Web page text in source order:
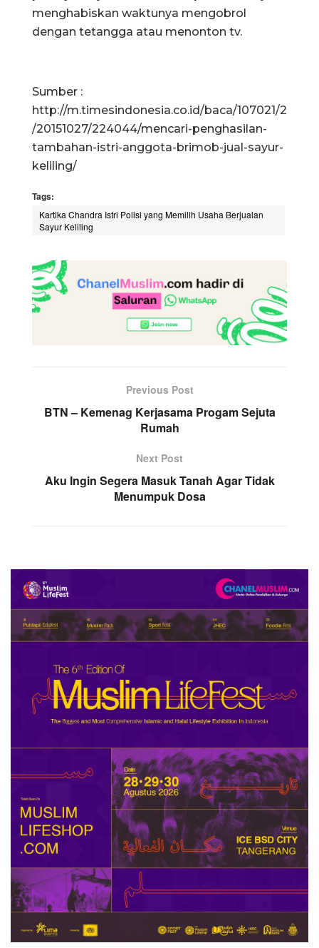
menghabiskan waktunya mengobrol
dengan tetangga atau menonton tv.
Sumber :
http://m.timesindonesia.co.id/baca/107021/2
/20151027/224044/mencari-penghasilan-
tambahan-istri-anggota-brimob-jual-sayur-
keliling/
Tags:
Kartika Chandra Istri Polisi yang Memilih Usaha Berjualan
Sayur Keliling
Previous Post
BTN – Kemenag Kerjasama Progam Sejuta
Rumah
Next Post
Aku Ingin Segera Masuk Tanah Agar Tidak
Menumpuk Dosa